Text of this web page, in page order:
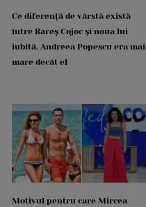
Ce diferență de vârstă există
între Rareș Cojoc și noua lui
iubită. Andreea Popescu era mai
mare decât el
Motivul pentru care Mircea